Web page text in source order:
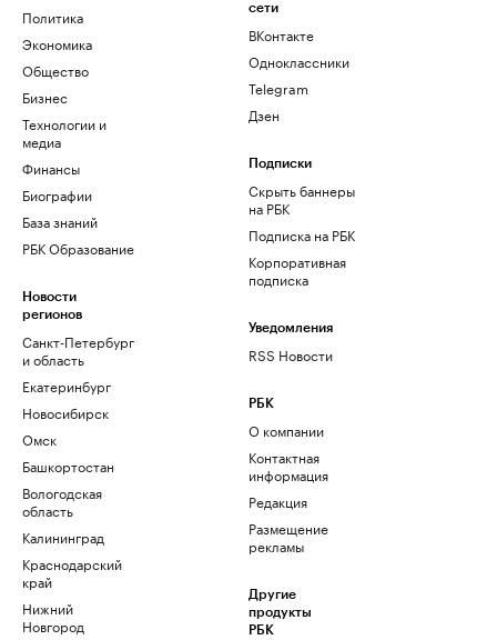
Политика
Экономика
Общество
Бизнес
Технологии и
медиа
Финансы
Биографии
База знаний
РБК Образование
Новости
регионов
Санкт-Петербург
и область
Екатеринбург
Новосибирск
Омск
Башкортостан
Вологодская
область
Калининград
Краснодарский
край
Нижний
Новгород
сети
ВКонтакте
Одноклассники
Telegram
Дзен
Подписки
Скрыть баннеры
на РБК
Подписка на РБК
Корпоративная
подписка
Уведомления
RSS Новости
РБК
О компании
Контактная
информация
Редакция
Размещение
рекламы
Другие
продукты
РБК